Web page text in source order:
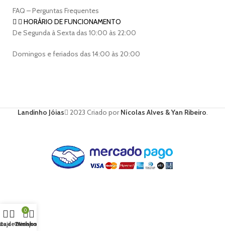
FAQ – Perguntas Frequentes
HORÁRIO DE FUNCIONAMENTO
De Segunda à Sexta das 10:00 às 22:00
Domingos e feriados das 14:00 às 20:00
Landinho Jóias 2023 Criado porNícolas Alves & Yan Ribeiro.
Lojade Desejos
0
Carrinho
Minha conta